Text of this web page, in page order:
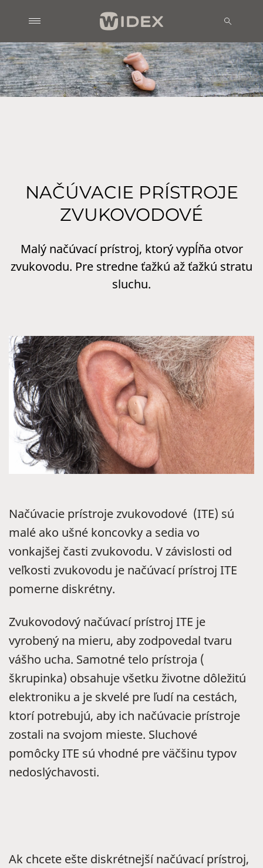
NAČÚVACIE PRÍSTROJE
ZVUKOVODOVÉ
Malý načúvací prístroj, ktorý vypĺňa otvor
zvukovodu. Pre stredne ťažkú až ťažkú stratu
sluchu.
Načúvacie prístroje zvukovodové (ITE) sú
malé ako ušné koncovky a sedia vo
vonkajšej časti zvukovodu. V závislosti od
veľkosti zvukovodu je načúvací prístroj ITE
pomerne diskrétny.
Zvukovodový načúvací prístroj ITE je
vyrobený na mieru, aby zodpovedal tvaru
vášho ucha. Samotné telo prístroja (
škrupinka) obsahuje všetku životne dôležitú
elektroniku a je skvelé pre ľudí na cestách,
ktorí potrebujú, aby ich načúvacie prístroje
zostali na svojom mieste. Sluchové
pomôcky ITE sú vhodné pre väčšinu typov
nedoslýchavosti.
Ak chcete ešte diskrétnejší načúvací prístroj,